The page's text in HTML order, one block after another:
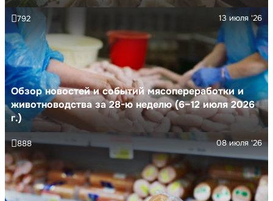
Обзор новостей и событий мясопереработки и
животноводства за 28-ю неделю (6–12 июля 2026
г.)
13 июля '26
792
08 июля '26
888